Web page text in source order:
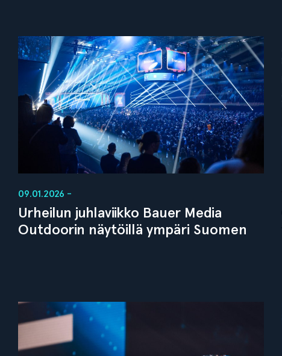
09.01.2026 -
Urheilun juhlaviikko Bauer Media
Outdoorin näytöillä ympäri Suomen